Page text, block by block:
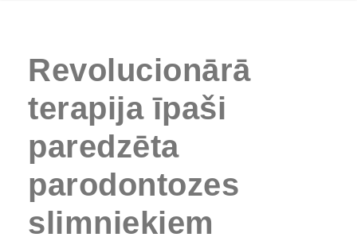
Revolucionārā
terapija īpaši
paredzēta
parodontozes
slimniekiem